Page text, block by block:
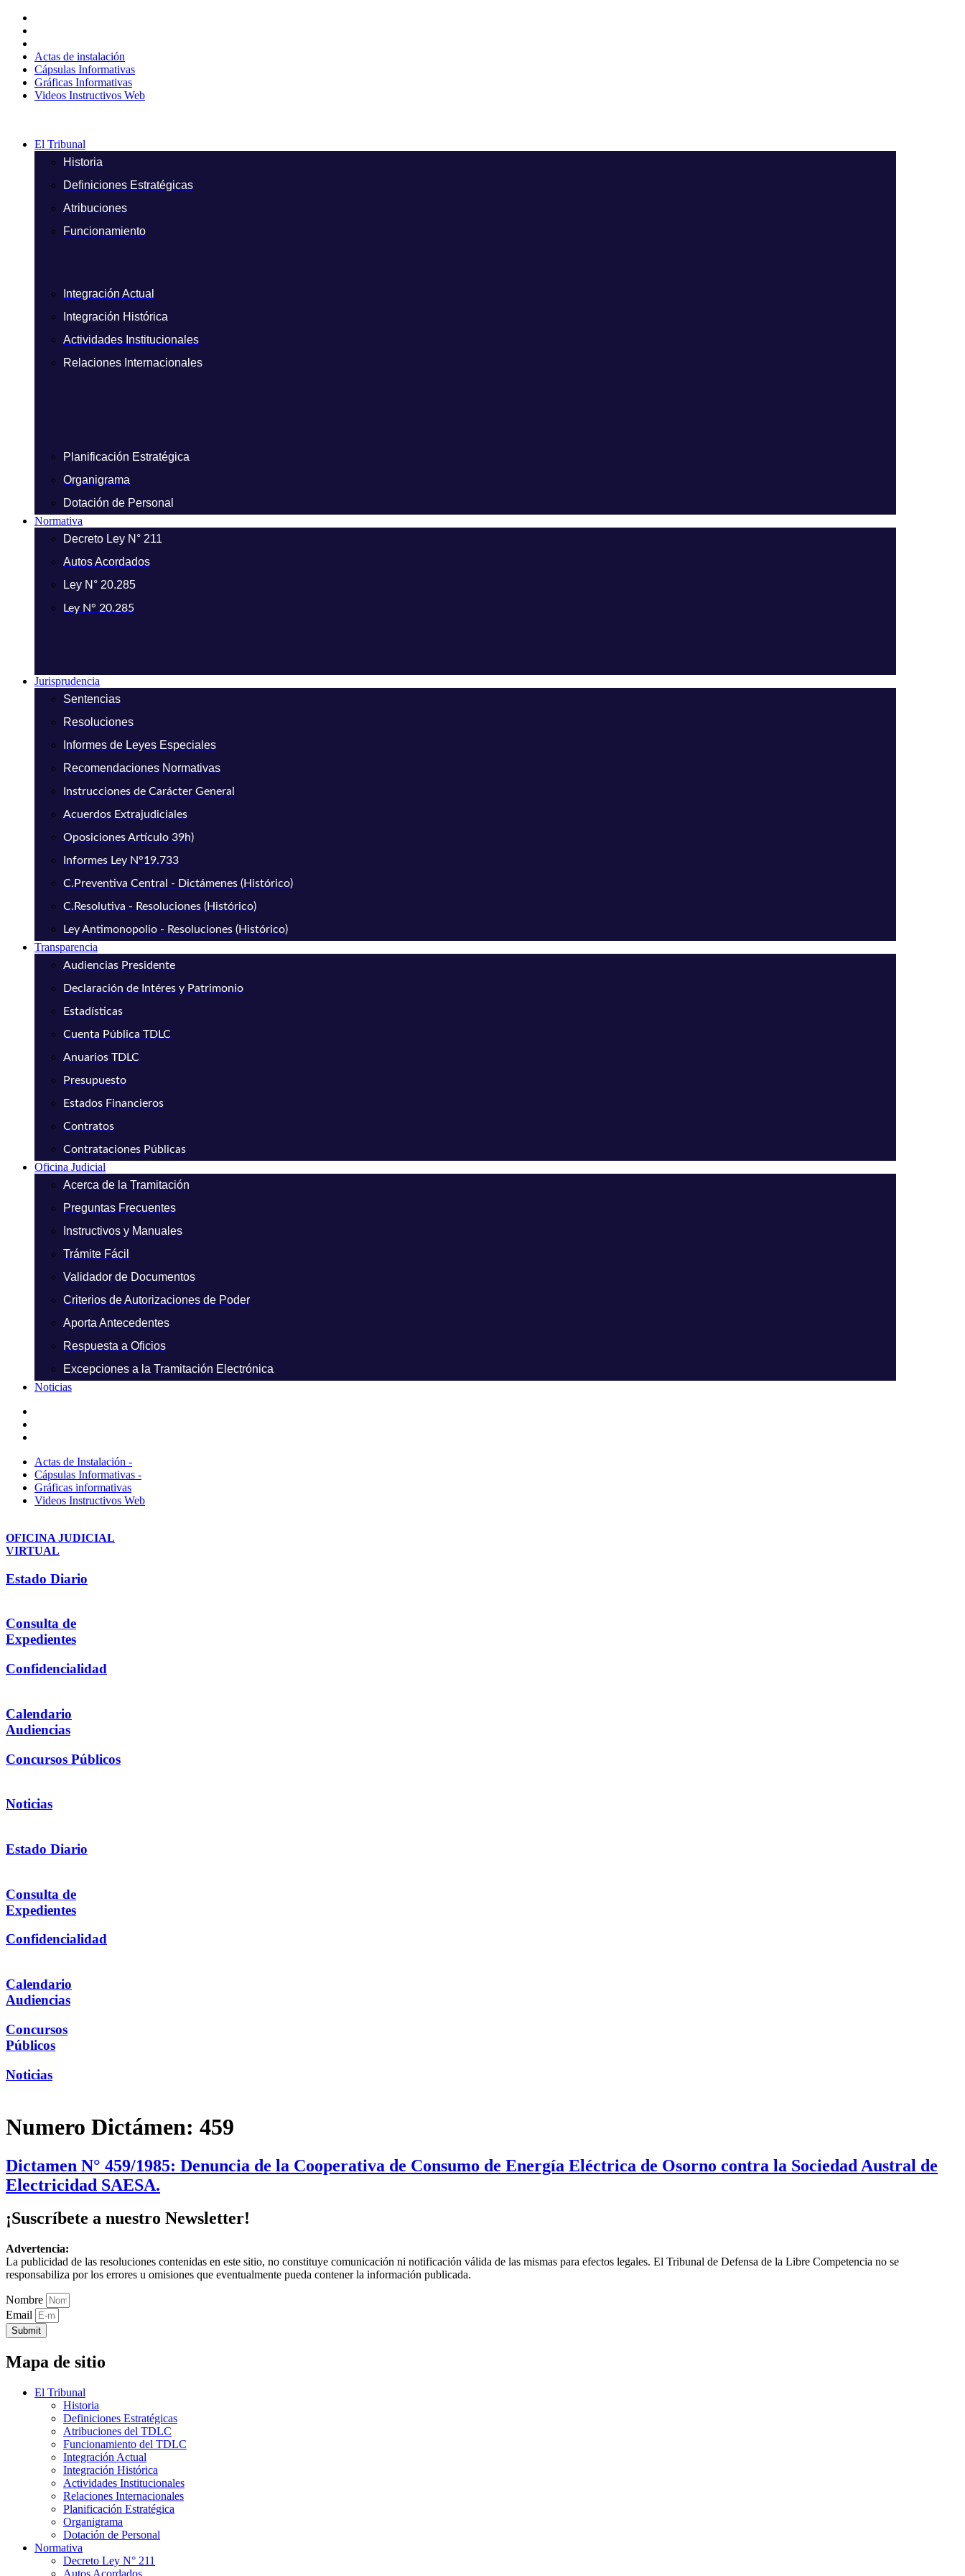
contenido
Actas de instalación
Cápsulas Informativas
Gráficas Informativas
Videos Instructivos Web
El Tribunal
Historia
Definiciones Estratégicas
Atribuciones
Funcionamiento
Integración Actual
Integración Histórica
Actividades Institucionales
Relaciones Internacionales
Planificación Estratégica
Organigrama
Dotación de Personal
Normativa
Decreto Ley N° 211
Autos Acordados
Ley N° 20.285
Ley N° 20.285
Jurisprudencia
Sentencias
Resoluciones
Informes de Leyes Especiales
Recomendaciones Normativas
Instrucciones de Carácter General
Acuerdos Extrajudiciales
Oposiciones Artículo 39h)
Informes Ley N°19.733
C.Preventiva Central - Dictámenes (Histórico)
C.Resolutiva - Resoluciones (Histórico)
Ley Antimonopolio - Resoluciones (Histórico)
Transparencia
Audiencias Presidente
Declaración de Intéres y Patrimonio
Estadísticas
Cuenta Pública TDLC
Anuarios TDLC
Presupuesto
Estados Financieros
Contratos
Contrataciones Públicas
Oficina Judicial
Acerca de la Tramitación
Preguntas Frecuentes
Instructivos y Manuales
Trámite Fácil
Validador de Documentos
Criterios de Autorizaciones de Poder
Aporta Antecedentes
Respuesta a Oficios
Excepciones a la Tramitación Electrónica
Noticias
Actas de Instalación -
Cápsulas Informativas -
Gráficas informativas
Videos Instructivos Web
OFICINA JUDICIAL
VIRTUAL
Estado Diario
Consulta de
Expedientes
Confidencialidad
Calendario
Audiencias
Concursos Públicos
Noticias
Estado Diario
Consulta de
Expedientes
Confidencialidad
Calendario
Audiencias
Concursos
Públicos
Noticias
Numero Dictámen: 459
Dictamen N° 459/1985: Denuncia de la Cooperativa de Consumo de Energía Eléctrica de Osorno contra la Sociedad Austral de
Electricidad SAESA.
¡Suscríbete a nuestro Newsletter!
Advertencia:
La publicidad de las resoluciones contenidas en este sitio, no constituye comunicación ni notificación válida de las mismas para efectos legales. El Tribunal de Defensa de la Libre Competencia no se
responsabiliza por los errores u omisiones que eventualmente pueda contener la información publicada.
Nombre
Email
Submit
Mapa de sitio
El Tribunal
Historia
Definiciones Estratégicas
Atribuciones del TDLC
Funcionamiento del TDLC
Integración Actual
Integración Histórica
Actividades Institucionales
Relaciones Internacionales
Planificación Estratégica
Organigrama
Dotación de Personal
Normativa
Decreto Ley N° 211